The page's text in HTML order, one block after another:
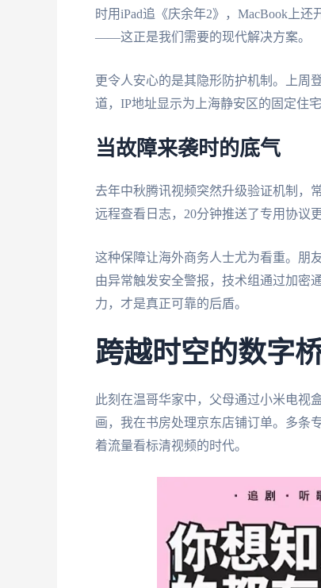
时用iPad追《庆余年2》，MacBook上
——这正是我们需要的现代解决方案。
更令人安心的是其隐形防护机制。上周
道，IP地址显示为上海静安区的固定住
当故障来袭时的底气
去年中秋腾讯视频突然升级验证机制，
远程查看日志，20分钟推送了专用协议
这种保障让海外商务人士尤为看重。朋
由异常触发安全警报，技术组通过加密
力，才是真正可靠的后盾。
跨越时空的数字
此刻在温哥华家中，父母通过小米电视
画，我在书房处理京东店铺订单。多条
着流量看标清视频的时代。